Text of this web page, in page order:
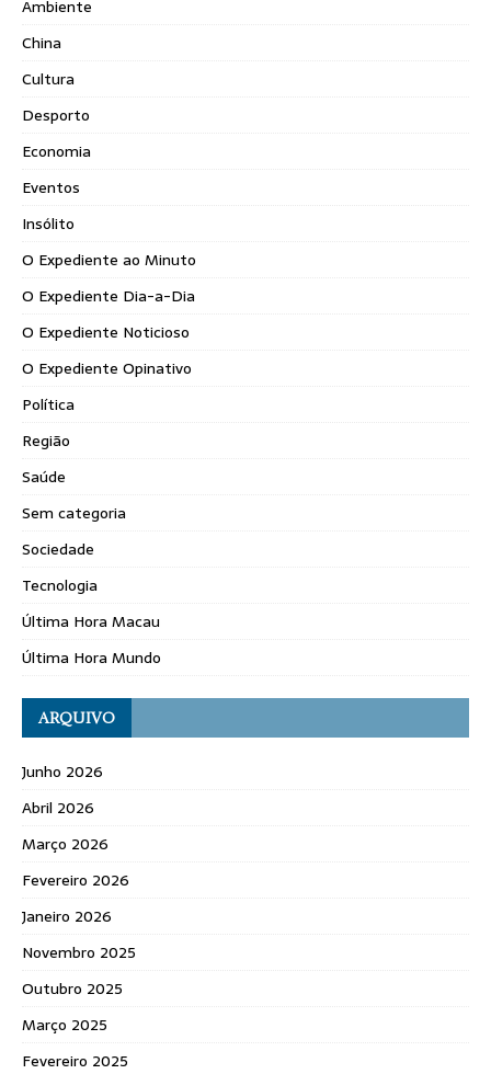
Ambiente
China
Cultura
Desporto
Economia
Eventos
Insólito
O Expediente ao Minuto
O Expediente Dia-a-Dia
O Expediente Noticioso
O Expediente Opinativo
Política
Região
Saúde
Sem categoria
Sociedade
Tecnologia
Última Hora Macau
Última Hora Mundo
ARQUIVO
Junho 2026
Abril 2026
Março 2026
Fevereiro 2026
Janeiro 2026
Novembro 2025
Outubro 2025
Março 2025
Fevereiro 2025